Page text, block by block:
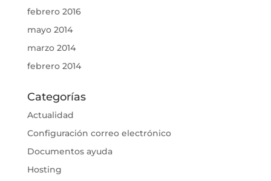
febrero 2016
mayo 2014
marzo 2014
febrero 2014
Categorías
Actualidad
Configuración correo electrónico
Documentos ayuda
Hosting